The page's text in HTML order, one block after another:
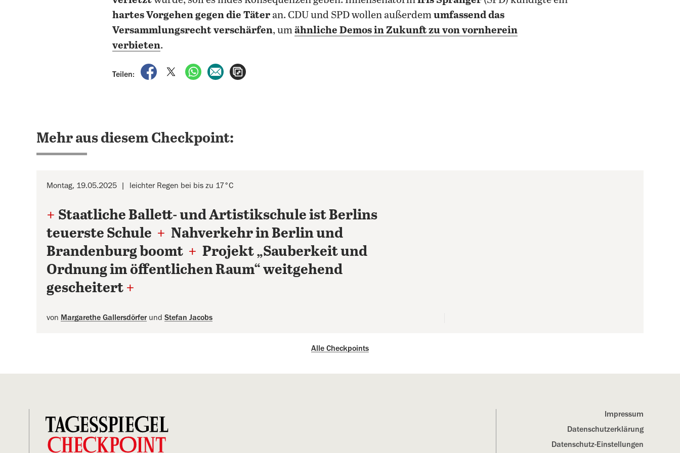
hartes Vorgehen gegen die Täter an. CDU und SPD wollen außerdemumfassend das
Versammlungsrecht verschärfen, umähnliche Demos in Zukunft zu von vornherein
verbieten.
Teilen:
auf Facebook teilen
auf X teilenper WhatsApp teilen
per E-Mail teilen
Mehr aus diesem Checkpoint:
Montag, 19.05.2025 leichter Regen bei bis zu 17°C
+ Staatliche Ballett- und Artistikschule ist Berlins
teuerste Schule + Nahverkehr in Berlin und
Brandenburg boomt + Projekt „Sauberkeit und
Ordnung im öffentlichen Raum“ weitgehend
gescheitert +
von Margarethe Gallersdörfer und Stefan Jacobs
Alle Checkpoints
Impressum
Datenschutz­erklärung
Datenschutz-Einstellungen